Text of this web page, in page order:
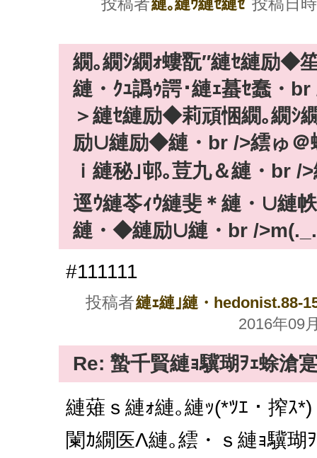
縺｡縺ｳ縺ｾ縺ｾ
繝｡繝ｼ繝ｫ螻翫″縺ｾ縺励◆
縺・ｸｭ譌ｩ諤･縺ｪ蟇ｾ蠢・
＞縺ｾ縺励◆莉頑悃繝｡繝ｼ
励∪縺励◆縺・br />繧ゅ＠
ｉ縺秘｣邨｡荳九＆縺・br
逕ｳ縺苓ｨｳ縺斐＊縺・∪縺
縺・◆縺励∪縺・br /
#111111
投稿者縺ｪ縺｣縺・hedonist.88-
2016年09
Re: 蟄千賢縺ｮ驥瑚ｦｪ蜍滄
縺薙ｓ縺ｫ縺｡縺ｯ(*ﾂｴ・搾ｽ
闌ｶ繝医Λ縺｡繧・ｓ縺ｮ驥